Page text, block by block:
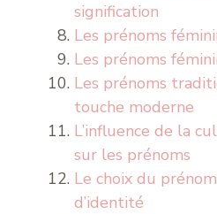
signification
Les prénoms
Les prénoms
Les prénoms
touche moderne
L’influence de la
sur les prénoms
Le choix du
d’identité